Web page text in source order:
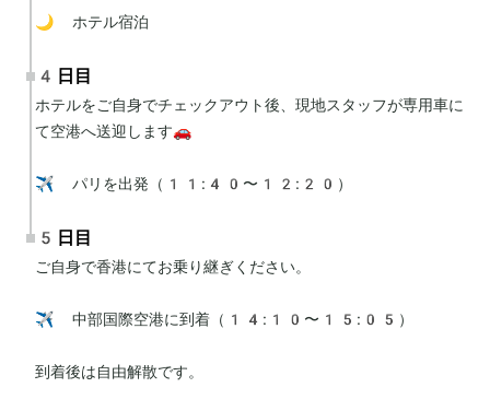
🌙 ホテル宿泊
4日目
ホテルをご自身でチェックアウト後、現地スタッフが専用車に
て空港へ送迎します🚗
✈️ パリを出発（11:40〜12:20）
5日目
ご自身で香港にてお乗り継ぎください。
✈️ 中部国際空港に到着（14:10〜15:05）
到着後は自由解散です。